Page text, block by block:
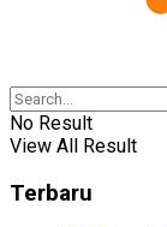
No Result
View All Result
Terbaru